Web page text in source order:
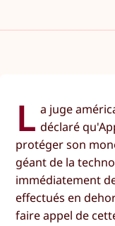
L a juge
déclaré
protéger son
géant de la
immédiatement
effectués en
faire appel de